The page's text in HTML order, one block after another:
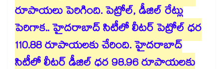
రూపాయలు పెరిగింది. పెట్రోల్, డీజిల్ రేట్లు
పెరిగాక.. హైదరాబాద్ సిటీలో లీటర్ పెట్రోల్ ధర
110.88 రూపాయలకు చేరింది. హైదరాబాద్
సిటీలో లీటర్ డీజిల్ ధర 98.96 రూపాయలకు